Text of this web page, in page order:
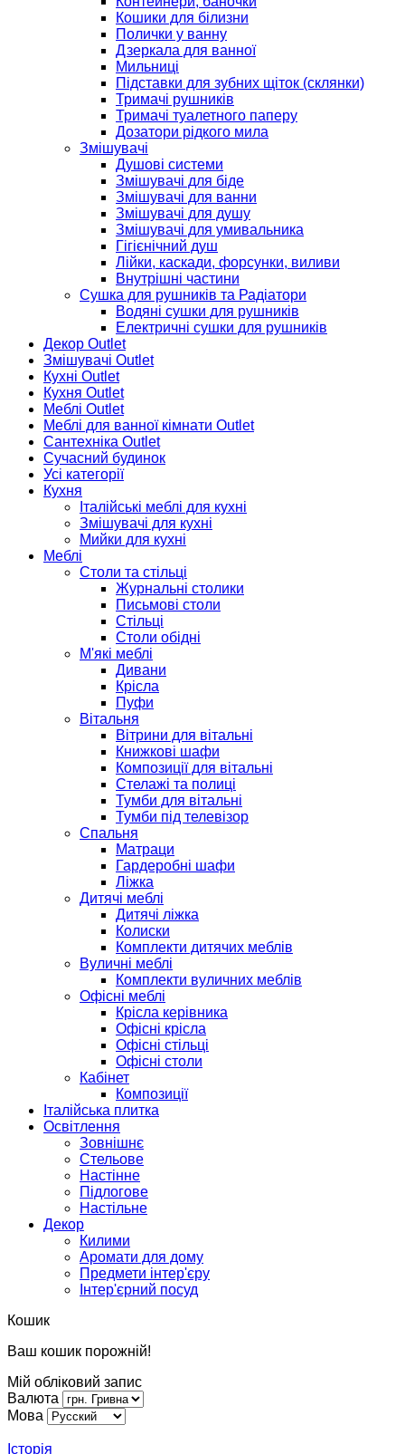
Кошики для білизни
Полички у ванну
Дзеркала для ванної
Мильниці
Підставки для зубних щіток (склянки)
Тримачі рушників
Тримачі туалетного паперу
Дозатори рідкого мила
Змішувачі
Душові системи
Змішувачі для біде
Змішувачі для ванни
Змішувачі для душу
Змішувачі для умивальника
Гігієнічний душ
Лійки, каскади, форсунки, виливи
Внутрішні частини
Сушка для рушників та Радіатори
Водяні сушки для рушників
Електричні сушки для рушників
Декор Outlet
Змішувачі Outlet
Кухні Outlet
Кухня Outlet
Меблі Outlet
Меблі для ванної кімнати Outlet
Сантехніка Outlet
Сучасний будинок
Усі категорії
Кухня
Італійські меблі для кухні
Змішувачі для кухні
Мийки для кухні
Меблі
Столи та стільці
Журнальні столики
Письмові столи
Стільці
Столи обідні
М'які меблі
Дивани
Крісла
Пуфи
Вітальня
Вітрини для вітальні
Книжкові шафи
Композиції для вітальні
Стелажі та полиці
Тумби для вітальні
Тумби під телевізор
Спальня
Матраци
Гардеробні шафи
Ліжка
Дитячі меблі
Дитячі ліжка
Колиски
Комплекти дитячих меблів
Вуличні меблі
Комплекти вуличних меблів
Офісні меблі
Крісла керівника
Офісні крісла
Офісні стільці
Офісні столи
Кабінет
Композиції
Італійська плитка
Освітлення
Зовнішнє
Стельове
Настінне
Підлогове
Настільне
Декор
Килими
Аромати для дому
Предмети інтер'єру
Інтер'єрний посуд
Кошик
Ваш кошик порожній!
Мій обліковий запис
Валюта
Мова
Історія